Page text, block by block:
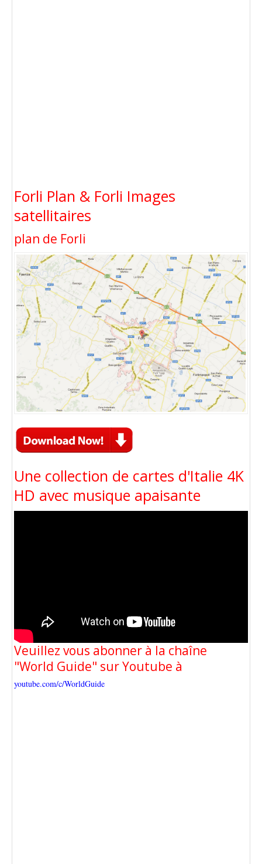
Forli Plan & Forli Images
satellitaires
plan de Forli
Une collection de cartes d'Italie 4K
HD avec musique apaisante
Veuillez vous abonner à la chaîne
"World Guide" sur Youtube à
youtube.com/c/WorldGuide